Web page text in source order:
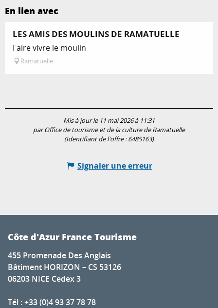
En lien avec
LES AMIS DES MOULINS DE RAMATUELLE
Faire vivre le moulin
Ramatuelle
Mis à jour le 11 mai 2026 à 11:31
par Office de tourisme et de la culture de Ramatuelle
(Identifiant de l'offre :6485163)
Signaler une erreur
Côte d'Azur France Tourisme
455 Promenade Des Anglais
Bâtiment HORIZON – CS 53126
06203 NICE Cedex 3
Tél : +33 (0)4 93 37 78 78